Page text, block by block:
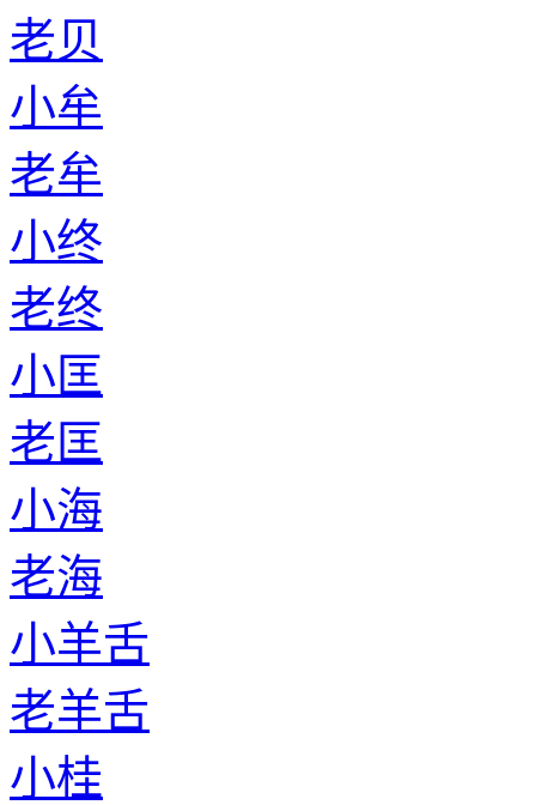
老贝
小牟
老牟
小终
老终
小匡
老匡
小海
老海
小羊舌
老羊舌
小桂